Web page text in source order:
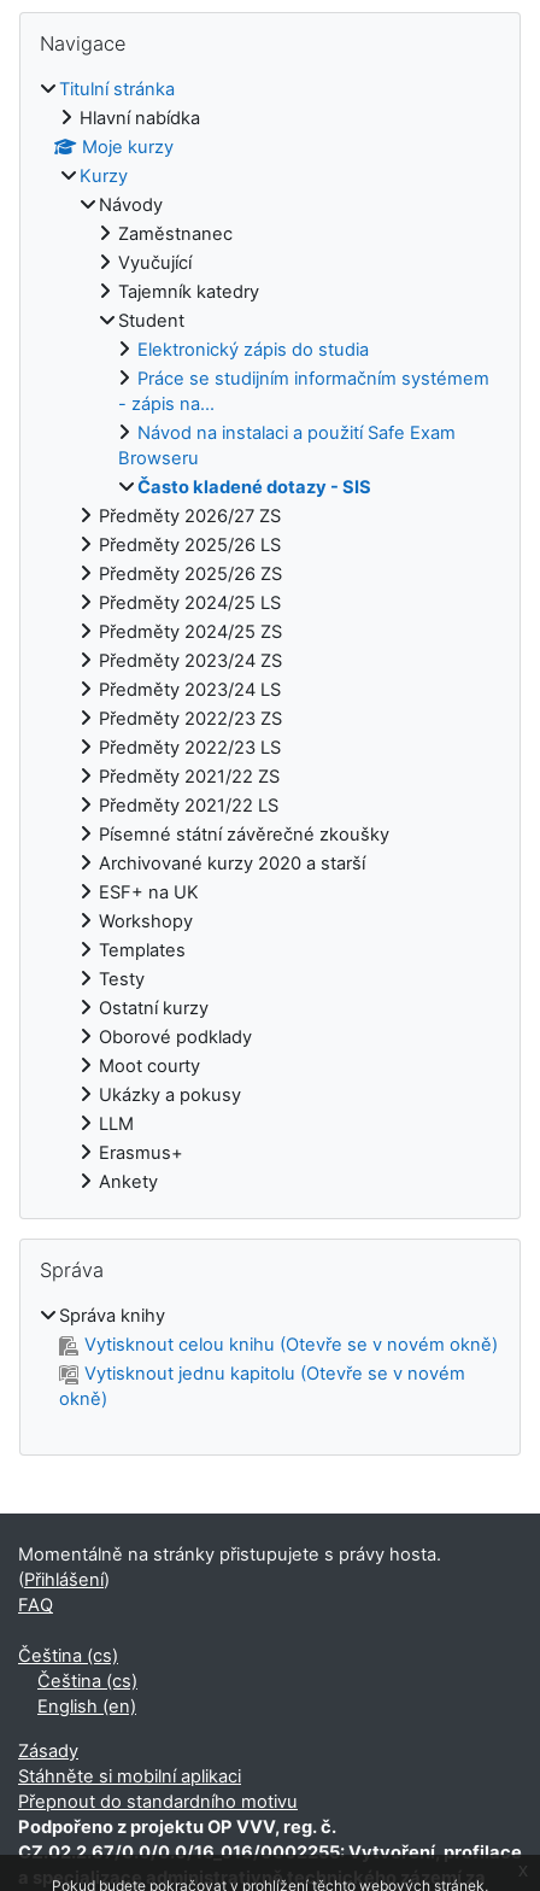
Pokud budete pokračovat v prohlížení těchto webových stránek,
x
Navigace
Titulní stránka
Hlavní nabídka
Moje kurzy
Kurzy
Návody
Zaměstnanec
Vyučující
Tajemník katedry
Student
Elektronický zápis do studia
Práce se studijním informačním systémem
- zápis na...
Návod na instalaci a použití Safe Exam
Browseru
Často kladené dotazy - SIS
Předměty 2026/27 ZS
Předměty 2025/26 LS
Předměty 2025/26 ZS
Předměty 2024/25 LS
Předměty 2024/25 ZS
Předměty 2023/24 ZS
Předměty 2023/24 LS
Předměty 2022/23 ZS
Předměty 2022/23 LS
Předměty 2021/22 ZS
Předměty 2021/22 LS
Písemné státní závěrečné zkoušky
Archivované kurzy 2020 a starší
ESF+ na UK
Workshopy
Templates
Testy
Ostatní kurzy
Oborové podklady
Moot courty
Ukázky a pokusy
LLM
Erasmus+
Ankety
Správa
Správa knihy
Vytisknout celou knihu (Otevře se v novém okně)
Vytisknout jednu kapitolu (Otevře se v novém
okně)
Doplňkové bloky
Momentálně na stránky přistupujete s právy hosta.
(Přihlášení)
FAQ
Čeština ‎(cs)‎
Čeština ‎(cs)‎
English ‎(en)‎
Zásady
Stáhněte si mobilní aplikaci
Přepnout do standardního motivu
Podpořeno z projektu OP VVV, reg. č.
CZ.02.2.67/0.0/0.0/16_016/0002255: Vytvoření, profilace
a specializace administrativně technického zázemí za